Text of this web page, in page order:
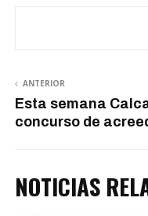
ANTERIOR
Esta semana
concurso de
NOTICIAS